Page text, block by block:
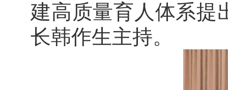
建高质量育人体系提
长韩作生主持。